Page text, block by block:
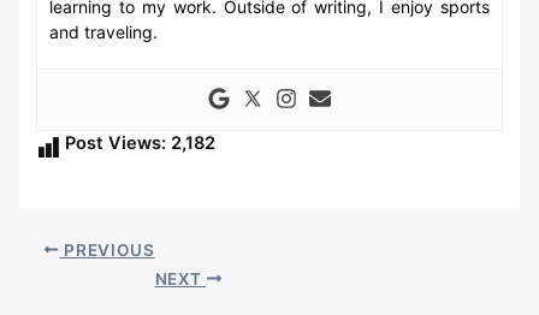
learning to my work. Outside of writing, I enjoy sports
and traveling.
Post Views: 2,182
PREVIOUS
NEXT